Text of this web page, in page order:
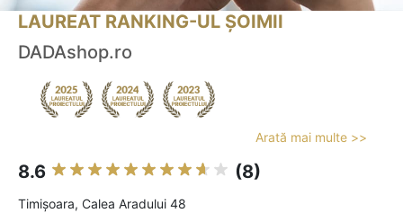
LAUREAT RANKING-UL ȘOIMII
DADAshop.ro
Arată mai multe >>
8.6 (8)
Timişoara, Calea Aradului 48